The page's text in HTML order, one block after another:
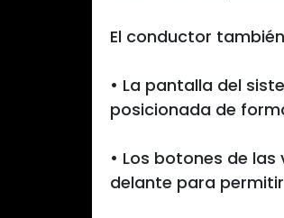
El conductor
• La pantalla del
posicionada de
• Los botones de
delante para